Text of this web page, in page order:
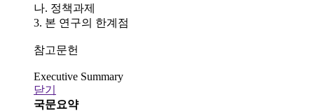
나. 정책과제
3. 본 연구의 한계점
참고문헌
Executive Summary
닫기
국문요약